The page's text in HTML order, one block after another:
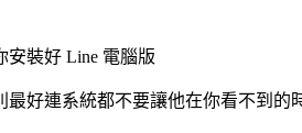
安裝好 Line 電腦版
好連系統都不要讓他在你看不到的